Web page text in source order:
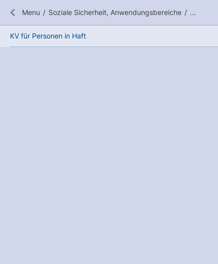
Close submenu
Menu / Soziale Sicherheit, Anwendungsbereiche / KV und
KV für Personen in Haft